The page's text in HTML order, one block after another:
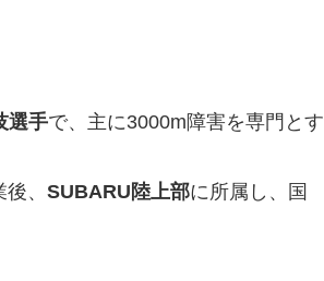
選手で、主に3000m障害を専門とす
、 SUBARU陸上部に所属し、国